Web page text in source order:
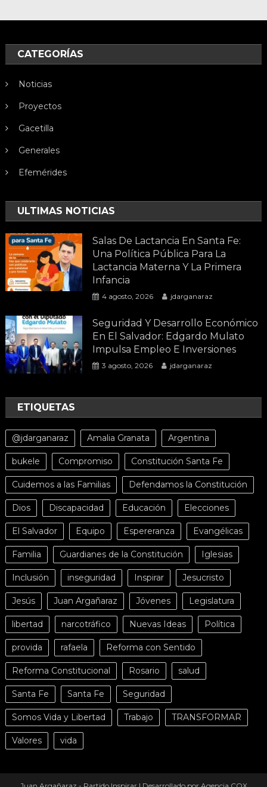
CATEGORÍAS
Noticias
Proyectos
Gacetilla
Generales
Efemérides
ULTIMAS NOTICIAS
Salas De Lactancia En Santa Fe:
Una Política Pública Para La
Lactancia Materna Y La Primera
Infancia
4 agosto, 2026 jdarganaraz
Seguridad Y Desarrollo Económico
En El Salvador: Edgardo Mulato
Impulsa Empleo E Inversiones
3 agosto, 2026 jdarganaraz
ETIQUETAS
@jdarganaraz Amalia Granata Argentina
bukele Compromiso Constitución Santa Fe
Cuidemos a las Familias Defendamos la Constitución
Dios Discapacidad Educación Elecciones
El Salvador Equipo Espereranza Evangélicas
Familia Guardianes de la Constitución Iglesias
Inclusión inseguridad Inspirar Jesucristo
Jesús Juan Argañaraz Jóvenes Legislatura
libertad narcotráfico Nuevas Ideas Política
provida rafaela Reforma con Sentido
Reforma Constitucional Rosario salud
Santa Fe Santa Fe Seguridad
Somos Vida y Libertad Trabajo TRANSFORMAR
Valores vida